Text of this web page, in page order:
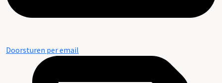
Doorsturen per email